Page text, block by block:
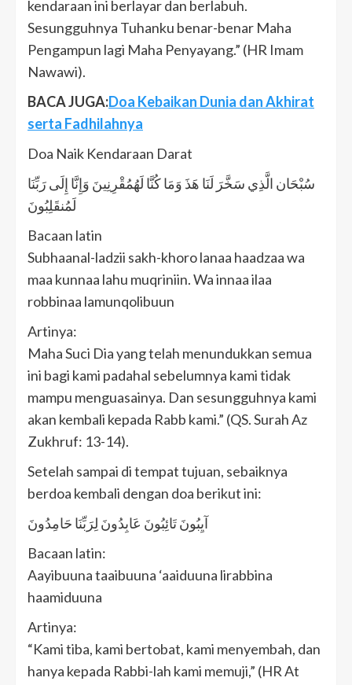
kendaraan ini berlayar dan berlabuh.
Sesungguhnya Tuhanku benar-benar Maha
Pengampun lagi Maha Penyayang.” (HR Imam
Nawawi).
BACA JUGA:Doa Kebaikan Dunia dan Akhirat
serta Fadhilahnya
Doa Naik Kendaraan Darat
سُبْحَان الَّذِي سَخَّرَ لَنَا هَذَ وَمَا كُنَّا لَهُمُقْرِنِينَ وَإِنَّا إِلَى رَبِّنَا
لَمُنقَلِبُونَ
Bacaan latin
Subhaanal-ladzii sakh-khoro lanaa haadzaa wa
maa kunnaa lahu muqriniin. Wa innaa ilaa
robbinaa lamunqolibuun
Artinya:
Maha Suci Dia yang telah menundukkan semua
ini bagi kami padahal sebelumnya kami tidak
mampu menguasainya. Dan sesungguhnya kami
akan kembali kepada Rabb kami.” (QS. Surah Az
Zukhruf: 13-14).
Setelah sampai di tempat tujuan, sebaiknya
berdoa kembali dengan doa berikut ini:
آيِبُونَ تَائِبُونَ عَابِدُونَ لِرَبِّنَا حَامِدُونَ
Bacaan latin:
Aayibuuna taaibuuna ‘aaiduuna lirabbina
haamiduuna
Artinya:
“Kami tiba, kami bertobat, kami menyembah, dan
hanya kepada Rabbi-lah kami memuji,” (HR At